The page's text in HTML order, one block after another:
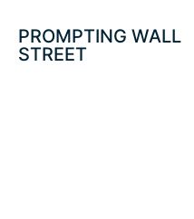
PROMPTING WALL
STREET